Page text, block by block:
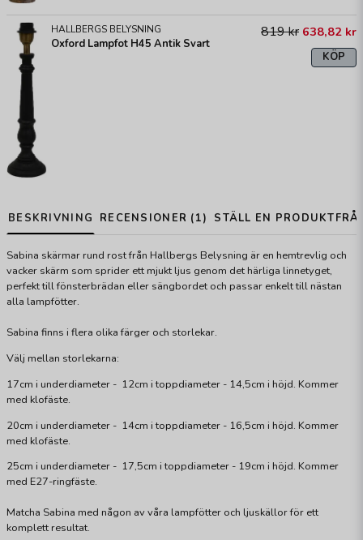
HALLBERGS BELYSNING
Oxford Lampfot H45 Antik Svart
819 kr 638,82 kr
KÖP
BESKRIVNING RECENSIONER (1) STÄLL EN
Sabina skärmar rund rost från Hallbergs Belysning är en hemtrevlig och
vacker skärm som sprider ett mjukt ljus genom det härliga linnetyget,
perfekt till fönsterbrädan eller sängbordet och passar enkelt till nästan
alla lampfötter.
Sabina finns i flera olika färger och storlekar.
Välj mellan storlekarna:
17cm i underdiameter - 12cm i toppdiameter - 14,5cm i höjd. Kommer
med klofäste.
20cm i underdiameter - 14cm i toppdiameter - 16,5cm i höjd. Kommer
med klofäste.
25cm i underdiameter - 17,5cm i toppdiameter - 19cm i höjd. Kommer
med E27-ringfäste.
Matcha Sabina med någon av våra lampfötter och ljuskällor för ett
komplett resultat.